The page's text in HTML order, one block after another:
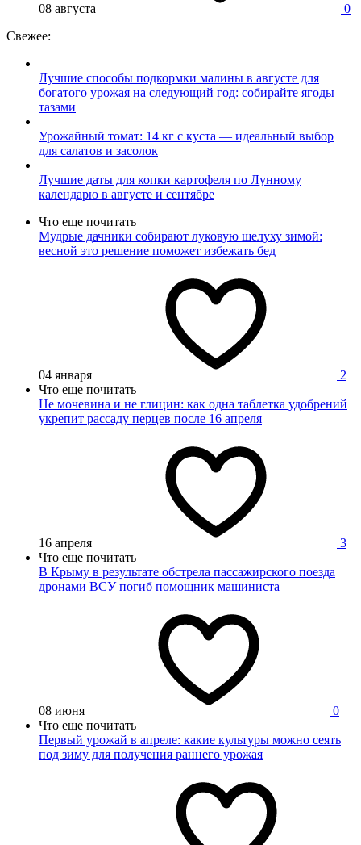
08 августа
0
Свежее:
Лучшие способы подкормки малины в августе для
богатого урожая на следующий год: собирайте ягоды
тазами
Урожайный томат: 14 кг с куста — идеальный выбор
для салатов и засолок
Лучшие даты для копки картофеля по Лунному
календарю в августе и сентябре
Что еще почитать
Мудрые дачники собирают луковую шелуху зимой:
весной это решение поможет избежать бед
04 января
2
Что еще почитать
Не мочевина и не глицин: как одна таблетка удобрений
укрепит рассаду перцев после 16 апреля
16 апреля
3
Что еще почитать
В Крыму в результате обстрела пассажирского поезда
дронами ВСУ погиб помощник машиниста
08 июня
0
Что еще почитать
Первый урожай в апреле: какие культуры можно сеять
под зиму для получения раннего урожая